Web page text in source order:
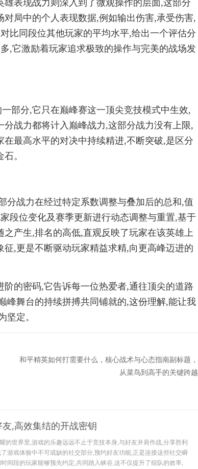
表现战力则深入到了微观操作的层面,这部分
局中的个人表现数据,例如输出伤害,承受伤害,
比同段位其他玩家的平均水平,给出一个评估分
,它激励着玩家追求极致的操作与完美的战场发
部分,它只在巅峰赛这一顶尖竞技模式中生效,
战力都将计入巅峰战力,这部分战力没有上限,
最高水平的对决中持续精进,不断突破,是区分
。
分战力在经过特定系数调整与叠加后的总和,值
段位变化及赛季更新进行动态调整与重置,基于
产生,排名的高低,直观反映了玩家在该英雄上
,更是不断驱动玩家精益求精,向更高峰迈进的
的密码,它告诉每一位热爱者,通往顶尖的道路
峰舞台的持续拼搏共同铺就的,这份理解,能让我
坚定。
和平精英如何打需要什么，核心战术与心态指南副标题，
从菜鸟到高手的关键跨越
,高效集结的开战密钥
的世界里,游戏的乐趣远远不止于竞技本身,与好友并肩作战,分享胜利
游戏体验中不可或缺的社交部分,预约好友功能,正是连接这些社交瞬
间段的玩家能够预先约定,共同踏入峡谷,这不仅提升了组队的效率,